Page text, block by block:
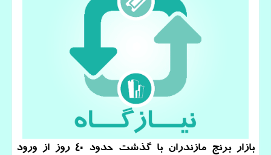
بازار برنج مازندران با گذشت حدود 40 روز از ورود